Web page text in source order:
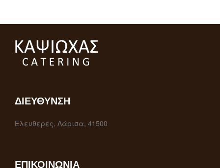
ΔΙΕΎΘΥΝΣΗ
Ελευθερές, Λάρισα, 41500
ΕΠΙΚΟΙΝΩΝΊΑ